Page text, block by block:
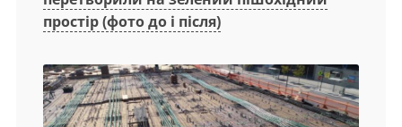
простір (фото до і після)